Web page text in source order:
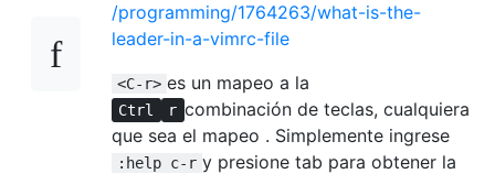
/programming/1764263/what-is-the-
leader-in-a-vimrc-file
<C-r> es un mapeo a la
Ctrl r combinación de teclas, cualquiera
que sea el mapeo . Simplemente ingrese
:help c-r y presione tab para obtener la